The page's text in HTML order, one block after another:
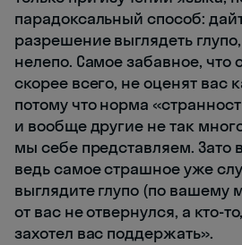
парадоксальный способ:
разрешение выглядеть
нелепо. Самое забавное,
скорее всего, не оценят вас
потому что норма
и вообще другие не так
мы себе представляем. Зато
ведь самое страшное уже
выглядите глупо (по вашему
от вас не отвернулся, а кто-
захотел вас поддержать».